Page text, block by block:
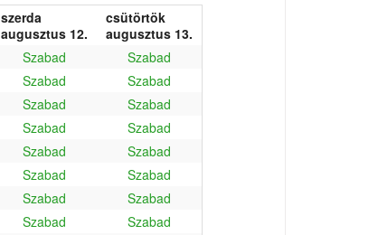
szerda
augusztus 12.
csütörtök
augusztus 13.
Szabad
Szabad
Szabad
Szabad
Szabad
Szabad
Szabad
Szabad
Szabad
Szabad
Szabad
Szabad
Szabad
Szabad
Szabad
Szabad